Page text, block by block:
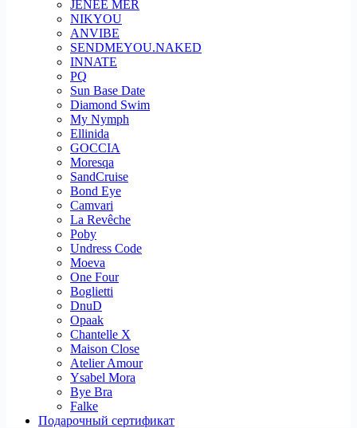
JENEE MER
NIKYOU
ANVIBE
SENDMEYOU.NAKED
INNATE
PQ
Sun Base Date
Diamond Swim
My Nymph
Ellinida
GOCCIA
Moresqa
SandCruise
Bond Eye
Camvari
La Revêche
Poby
Undress Code
Moeva
One Four
Boglietti
DnuD
Opaak
Chantelle X
Maison Close
Atelier Amour
Ysabel Mora
Bye Bra
Falke
Подарочный сертификат